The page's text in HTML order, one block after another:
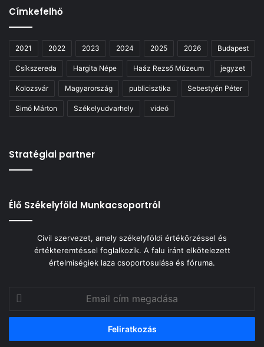
Címkefelhő
2021 2022 2023 2024 2025 2026 Budapest
Csíkszereda Hargita Népe Haáz Rezső Múzeum jegyzet
Kolozsvár Magyarország publicisztika Sebestyén Péter
Simó Márton Székelyudvarhely videó
Stratégiai partner
Élő Székelyföld Munkacsoportról
Civil szervezet, amely székelyföldi értékőrzéssel és
értékteremtéssel foglalkozik. A falu iránt elkötelezett
értelmiségiek laza csoportosulása és fóruma.
cím
megadása